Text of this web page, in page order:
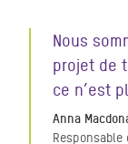
Nous
projet de
ce n’est
Anna